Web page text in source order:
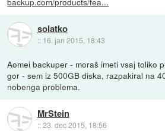
solatko
:: 16. jan 2015, 18:43
Aomei backuper - moraš imeti vsaj toliko
gor - sem iz 500GB diska, razpakiral na
nobenga problema.
MrStein
::23. dec 2015, 18:56